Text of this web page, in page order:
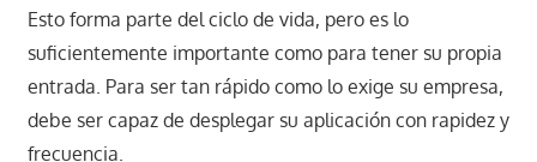
Esto forma parte del ciclo de vida, pero es lo
suficientemente importante como para tener su propia
entrada. Para ser tan rápido como lo exige su empresa,
debe ser capaz de desplegar su aplicación con rapidez y
frecuencia.